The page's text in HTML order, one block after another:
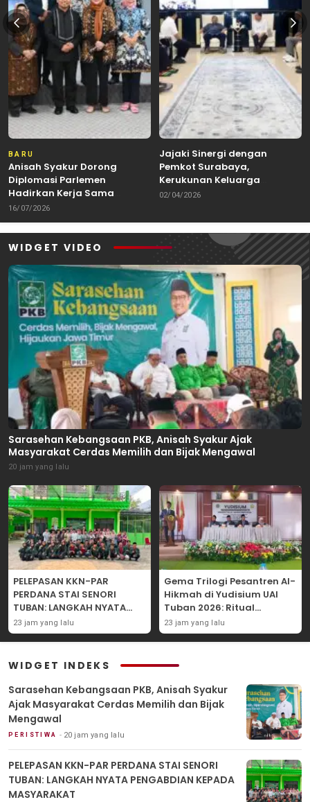
BARU
Anisah Syakur Dorong
Diplomasi Parlemen
Hadirkan Kerja Sama
Internasional yang
16/07/2026
Jajaki Sinergi dengan
Pemkot Surabaya,
Kerukunan Keluarga
Kalimantan Dorong
02/04/2026
WIDGET VIDEO
Sarasehan Kebangsaan PKB, Anisah Syakur Ajak
Masyarakat Cerdas Memilih dan Bijak Mengawal
20 jam yang lalu
PELEPASAN KKN-PAR
PERDANA STAI SENORI
TUBAN: LANGKAH NYATA
PENGABDIAN KEPADA
MASYARAKAT
23 jam yang lalu
Gema Trilogi Pesantren Al-
Hikmah di Yudisium UAI
Tuban 2026: Ritual
Pelepasan Lulusan yang
Adatif Laksana “Dhamir
23 jam yang lalu
WIDGET INDEKS
Sarasehan Kebangsaan PKB, Anisah Syakur
Ajak Masyarakat Cerdas Memilih dan Bijak
Mengawal
PERISTIWA 20 jam yang lalu
PELEPASAN KKN-PAR PERDANA STAI SENORI
TUBAN: LANGKAH NYATA PENGABDIAN KEPADA
MASYARAKAT